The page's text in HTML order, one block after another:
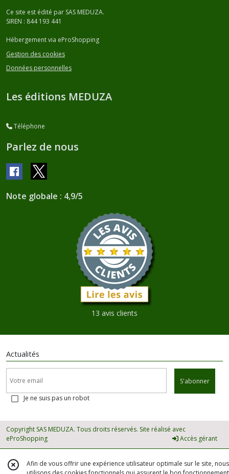
Ce site est édité par SAS MEDUZA.
SIREN : 844 193 441
Hébergement via eProShopping
Gestion des cookies
Données personnelles
Les éditions MEDUZA
Téléphone
Parlez de nous
Note globale : 4,9/5
13 avis clients
Actualités
S'abonner
Je ne suis pas un robot
Copyright SAS MEDUZA. Tous droits réservés. Site réalisé avec
eProShopping
Accès gérant
Afin de vous offrir une expérience utilisateur optimale sur le site, nous